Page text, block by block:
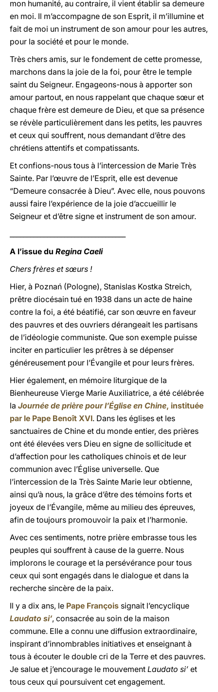
mon humanité, au contraire, il vient établir sa demeure
en moi. Il m’accompagne de son Esprit, il m’illumine et
fait de moi un instrument de son amour pour les autres,
pour la société et pour le monde.
Très chers amis, sur le fondement de cette promesse,
marchons dans la joie de la foi, pour être le temple
saint du Seigneur. Engageons-nous à apporter son
amour partout, en nous rappelant que chaque sœur et
chaque frère est demeure de Dieu, et que sa présence
se révèle particulièrement dans les petits, les pauvres
et ceux qui souffrent, nous demandant d’être des
chrétiens attentifs et compatissants.
Et confions-nous tous à l’intercession de Marie Très
Sainte. Par l’œuvre de l’Esprit, elle est devenue
“Demeure consacrée à Dieu”. Avec elle, nous pouvons
aussi faire l’expérience de la joie d’accueillir le
Seigneur et d’être signe et instrument de son amour.
A l’issue du Regina Caeli
Chers frères et sœurs !
Hier, à Poznań (Pologne), Stanislas Kostka Streich,
prêtre diocésain tué en 1938 dans un acte de haine
contre la foi, a été béatifié, car son œuvre en faveur
des pauvres et des ouvriers dérangeait les partisans
de l’idéologie communiste. Que son exemple puisse
inciter en particulier les prêtres à se dépenser
généreusement pour l’Évangile et pour leurs frères.
Hier également, en mémoire liturgique de la
Bienheureuse Vierge Marie Auxiliatrice, a été célébrée
la Journée de prière pour l’Église en Chine, instituée
par le Pape Benoît XVI. Dans les églises et les
sanctuaires de Chine et du monde entier, des prières
ont été élevées vers Dieu en signe de sollicitude et
d’affection pour les catholiques chinois et de leur
communion avec l’Église universelle. Que
l’intercession de la Très Sainte Marie leur obtienne,
ainsi qu’à nous, la grâce d’être des témoins forts et
joyeux de l’Évangile, même au milieu des épreuves,
afin de toujours promouvoir la paix et l’harmonie.
Avec ces sentiments, notre prière embrasse tous les
peuples qui souffrent à cause de la guerre. Nous
implorons le courage et la persévérance pour tous
ceux qui sont engagés dans le dialogue et dans la
recherche sincère de la paix.
Il y a dix ans, le Pape François signait l’encyclique
Laudato si’, consacrée au soin de la maison
commune. Elle a connu une diffusion extraordinaire,
inspirant d’innombrables initiatives et enseignant à
tous à écouter le double cri de la Terre et des pauvres.
Je salue et j’encourage le mouvement Laudato si’ et
tous ceux qui poursuivent cet engagement.